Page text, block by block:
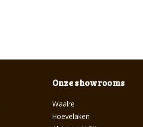
Onze showrooms
Waalre
Hoevelaken